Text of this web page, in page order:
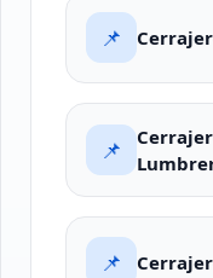
📌
📌
📌